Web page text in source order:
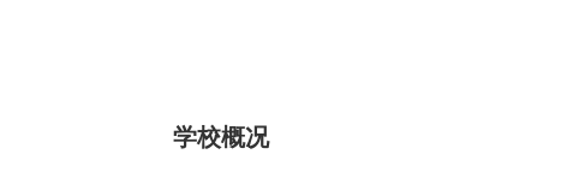
学校概况